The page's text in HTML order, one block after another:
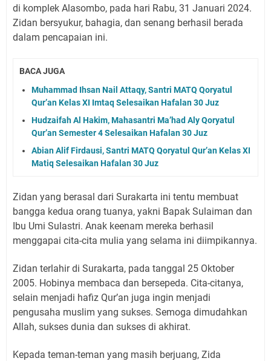
di komplek Alasombo, pada hari Rabu, 31 Januari 2024.
Zidan bersyukur, bahagia, dan senang berhasil berada
dalam pencapaian ini.
BACA JUGA
Muhammad Ihsan Nail Attaqy, Santri MATQ Qoryatul
Qur’an Kelas XI Imtaq Selesaikan Hafalan 30 Juz
Hudzaifah Al Hakim, Mahasantri Ma’had Aly Qoryatul
Qur’an Semester 4 Selesaikan Hafalan 30 Juz
Abian Alif Firdausi, Santri MATQ Qoryatul Qur’an Kelas XI
Matiq Selesaikan Hafalan 30 Juz
Zidan yang berasal dari Surakarta ini tentu membuat
bangga kedua orang tuanya, yakni Bapak Sulaiman dan
Ibu Umi Sulastri. Anak keenam mereka berhasil
menggapai cita-cita mulia yang selama ini diimpikannya.
Zidan terlahir di Surakarta, pada tanggal 25 Oktober
2005. Hobinya membaca dan bersepeda. Cita-citanya,
selain menjadi hafiz Qur’an juga ingin menjadi
pengusaha muslim yang sukses. Semoga dimudahkan
Allah, sukses dunia dan sukses di akhirat.
Kepada teman-teman yang masih berjuang, Zida